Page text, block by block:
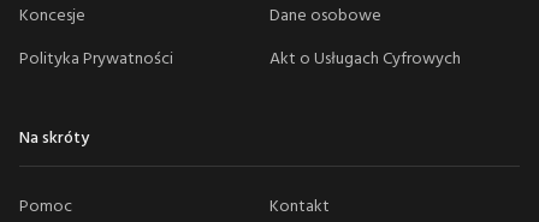
Koncesje
Dane osobowe
Polityka Prywatności
Akt o Usługach Cyfrowych
Na skróty
Pomoc
Kontakt